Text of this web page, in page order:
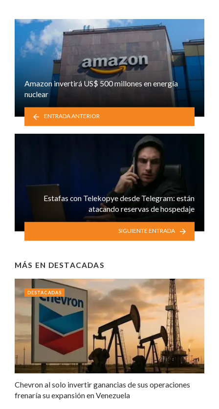
Amazon invertirá US$ 500 millones en energía
nuclear
ENTRADA ANTERIOR
Estafas con Telekopye desde Telegram: están
atacando reservas de hospedaje
SIGUIENTE ENTRADA
MÁS EN DESTACADAS
Chevron al solo invertir ganancias de sus operaciones
frenaría su expansión en Venezuela
DESTACADAS